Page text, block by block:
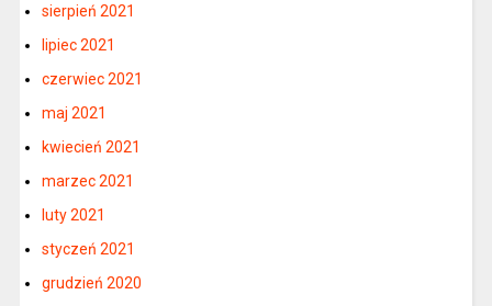
sierpień 2021
lipiec 2021
czerwiec 2021
maj 2021
kwiecień 2021
marzec 2021
luty 2021
styczeń 2021
grudzień 2020